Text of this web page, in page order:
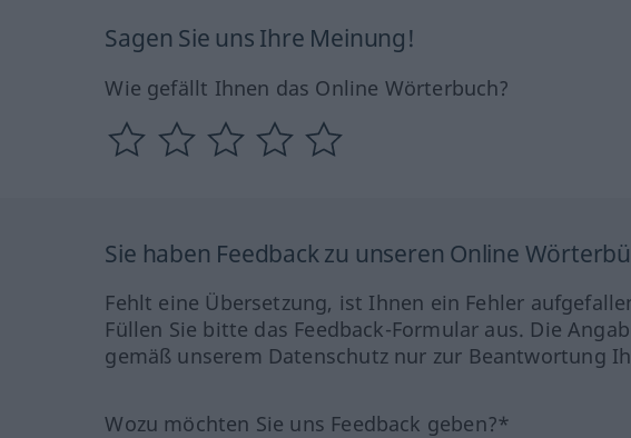
Sagen Sie uns Ihre Meinung!
Wie gefällt Ihnen das Online Wörterbuch?
Sie haben Feedback zu unseren Online
Fehlt eine Übersetzung, ist Ihnen ein Fehler
Füllen Sie bitte das Feedback-Formular aus. Die
gemäß unserem Datenschutz nur zur Beantwortung
Wozu möchten Sie uns Feedback geben?*